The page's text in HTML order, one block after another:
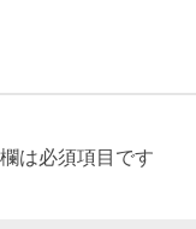
は必須項目です